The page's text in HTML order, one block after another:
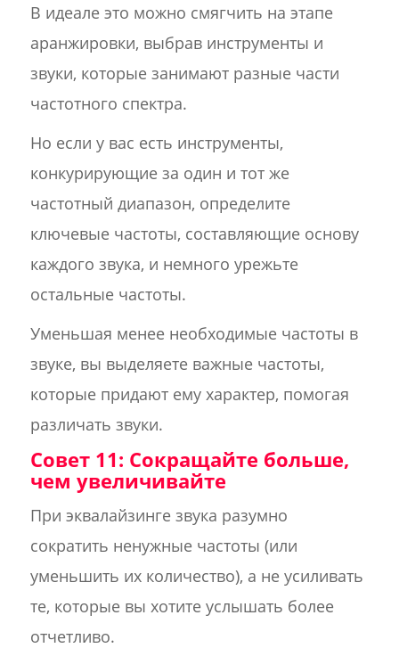
В идеале это можно смягчить на этапе
аранжировки, выбрав инструменты и
звуки, которые занимают разные части
частотного спектра.
Но если у вас есть инструменты,
конкурирующие за один и тот же
частотный диапазон, определите
ключевые частоты, составляющие основу
каждого звука, и немного урежьте
остальные частоты.
Уменьшая менее необходимые частоты в
звуке, вы выделяете важные частоты,
которые придают ему характер, помогая
различать звуки.
Совет 11: Сокращайте больше,
чем увеличивайте
При эквалайзинге звука разумно
сократить ненужные частоты (или
уменьшить их количество), а не усиливать
те, которые вы хотите услышать более
отчетливо.